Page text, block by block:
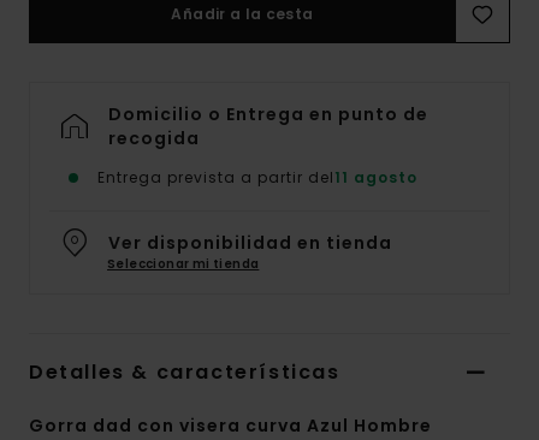
Añadir a la cesta
Domicilio o Entrega en punto de
recogida
Entrega prevista a partir del11 agosto
Ver disponibilidad en tienda
Seleccionar mi tienda
Detalles & características
Gorra dad con visera curva Azul Hombre